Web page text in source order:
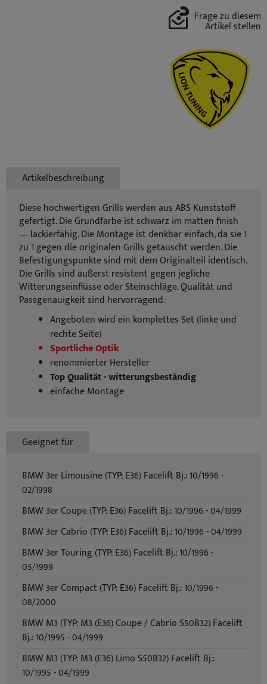
Frage zu diesem
Artikel stellen
Artikelbeschreibung
Diese hochwertigen Grills werden aus ABS Kunststoff
gefertigt. Die Grundfarbe ist schwarz im matten finish
— lackierfähig. Die Montage ist denkbar einfach, da sie 1
zu 1 gegen die originalen Grills getauscht werden. Die
Befestigungspunkte sind mit dem Originalteil identisch.
Die Grills sind äußerst resistent gegen jegliche
Witterungseinflüsse oder Steinschläge. Qualität und
Passgenauigkeit sind hervorragend.
Angeboten wird ein komplettes Set (linke und
rechte Seite)
Sportliche Optik
renommierter Hersteller
Top Qualität - witterungsbeständig
einfache Montage
Geeignet für
BMW 3er Limousine (TYP: E36) Facelift Bj.: 10/1996 -
02/1998
BMW 3er Coupe (TYP: E36) Facelift Bj.: 10/1996 - 04/1999
BMW 3er Cabrio (TYP: E36) Facelift Bj.: 10/1996 - 04/1999
BMW 3er Touring (TYP: E36) Facelift Bj.: 10/1996 -
05/1999
BMW 3er Compact (TYP: E36) Facelift Bj.: 10/1996 -
08/2000
BMW M3 (TYP: M3 (E36) Coupe / Cabrio S50B32) Facelift
Bj.: 10/1995 - 04/1999
BMW M3 (TYP: M3 (E36) Limo S50B32) Facelift Bj.:
10/1995 - 04/1999